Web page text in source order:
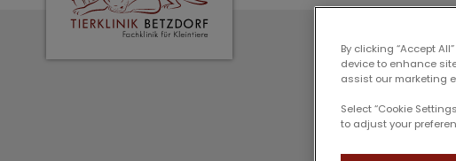
By clicking “Accept
device to enhance
assist our marketing
Select “Cookie
to adjust your